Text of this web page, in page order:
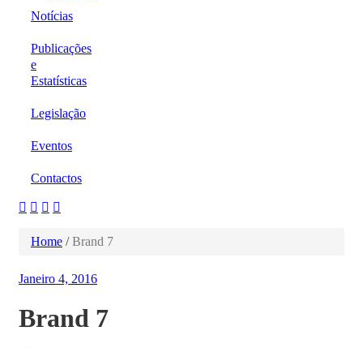
Notícias
Publicações
e
Estatísticas
Legislação
Eventos
Contactos
Home / Brand 7
Janeiro 4, 2016
Brand 7